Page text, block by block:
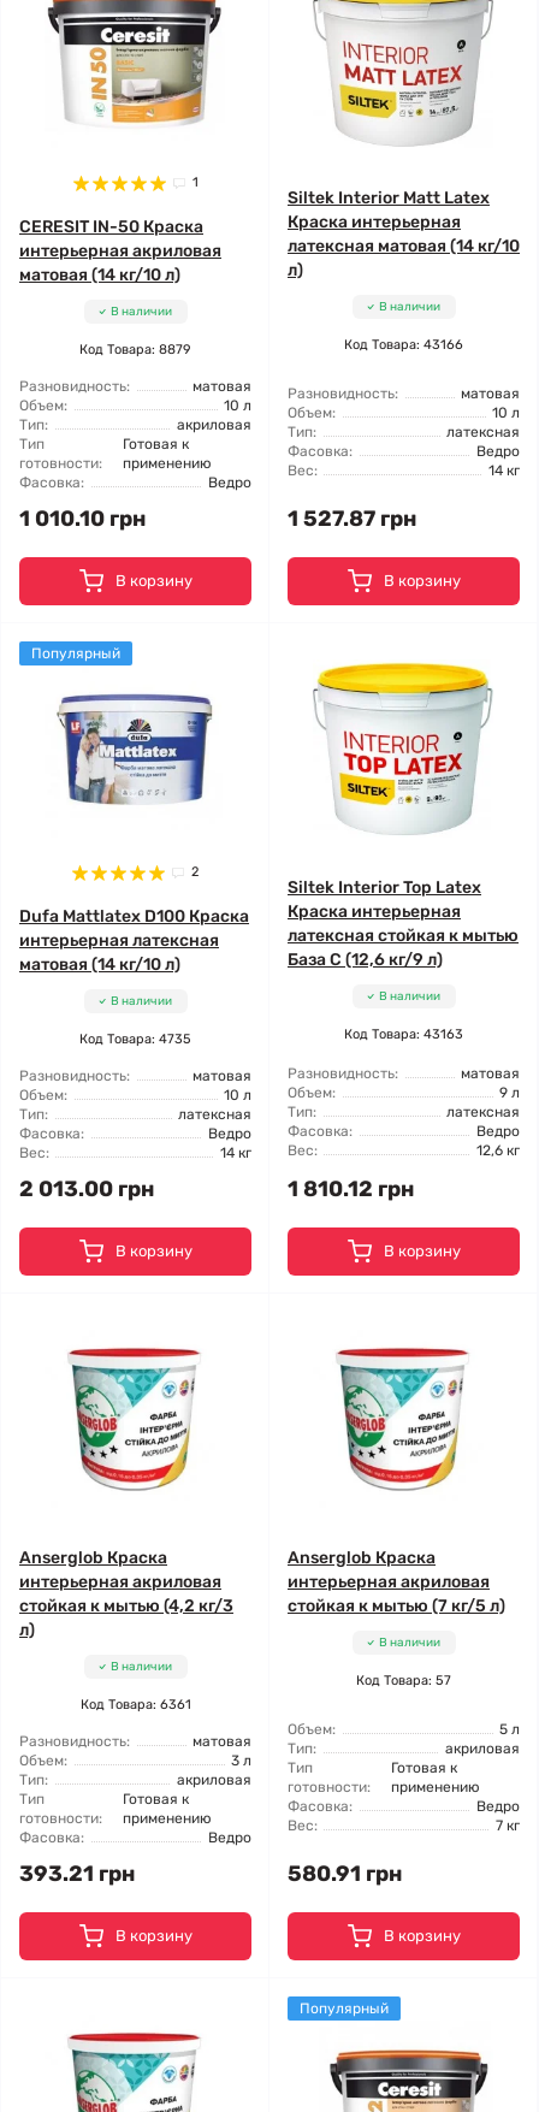
1
CERESIT IN-50 Краска
интерьерная акриловая
матовая (14 кг/10 л)
В наличии
Код Товара: 8879
Разновидность:
матовая
Объем:
10 л
Тип:
акриловая
Тип
готовности:
Готовая к
применению
Фасовка:
Ведро
1 010.10 грн
В корзину
Siltek Interior Matt Latex
Краска интерьерная
латексная матовая (14 кг/10
л)
В наличии
Код Товара: 43166
Разновидность:
матовая
Объем:
10 л
Тип:
латексная
Фасовка:
Ведро
Вес:
14 кг
1 527.87 грн
В корзину
Популярный
2
Dufa Mattlatex D100 Краска
интерьерная латексная
матовая (14 кг/10 л)
В наличии
Код Товара: 4735
Разновидность:
матовая
Объем:
10 л
Тип:
латексная
Фасовка:
Ведро
Вес:
14 кг
2 013.00 грн
В корзину
Siltek Interior Top Latex
Краска интерьерная
латексная стойкая к мытью
База C (12,6 кг/9 л)
В наличии
Код Товара: 43163
Разновидность:
матовая
Объем:
9 л
Тип:
латексная
Фасовка:
Ведро
Вес:
12,6 кг
1 810.12 грн
В корзину
Anserglob Краска
интерьерная акриловая
стойкая к мытью (4,2 кг/3
л)
В наличии
Код Товара: 6361
Разновидность:
матовая
Объем:
3 л
Тип:
акриловая
Тип
готовности:
Готовая к
применению
Фасовка:
Ведро
393.21 грн
В корзину
Anserglob Краска
интерьерная акриловая
стойкая к мытью (7 кг/5 л)
В наличии
Код Товара: 57
Объем:
5 л
Тип:
акриловая
Тип
готовности:
Готовая к
применению
Фасовка:
Ведро
Вес:
7 кг
580.91 грн
В корзину
Популярный